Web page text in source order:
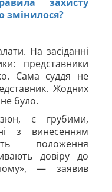
змінилося?
На засіданні
представники
Сама суддя не
Жодних
було.
є грубими,
з винесенням
положення
довіру до
— заявив